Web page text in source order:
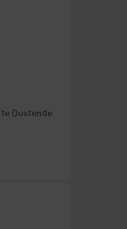
te Oostende